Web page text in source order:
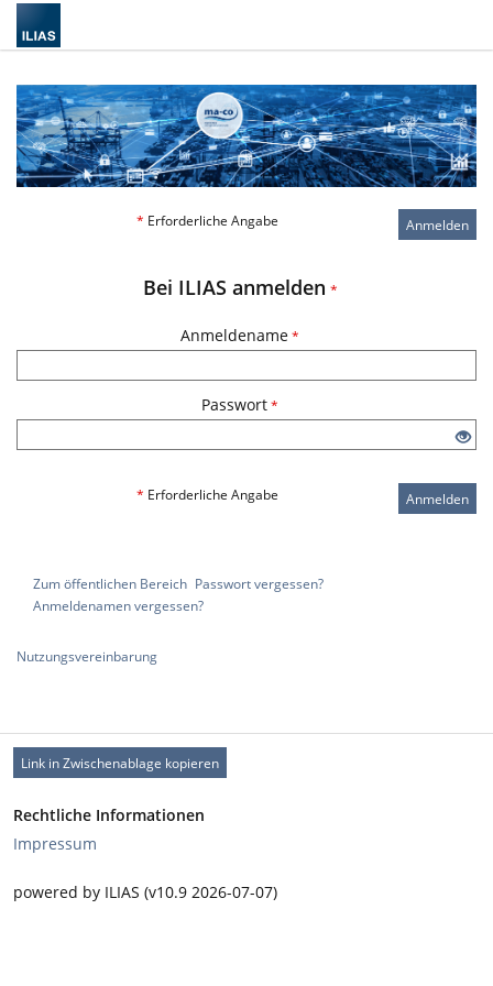
Anmelden
* Erforderliche Angabe
Bei ILIAS anmelden *
Anmeldename*
Passwort*
* Erforderliche Angabe Anmelden
Zum öffentlichen Bereich Passwort vergessen?
Anmeldenamen vergessen?
Nutzungsvereinbarung
Link in Zwischenablage kopieren
Rechtliche Informationen
Impressum
powered by ILIAS (v10.9 2026-07-07)